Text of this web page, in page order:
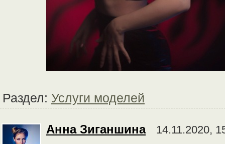
Раздел: Услуги моделей
Анна Зиганшина 14.11.2020,